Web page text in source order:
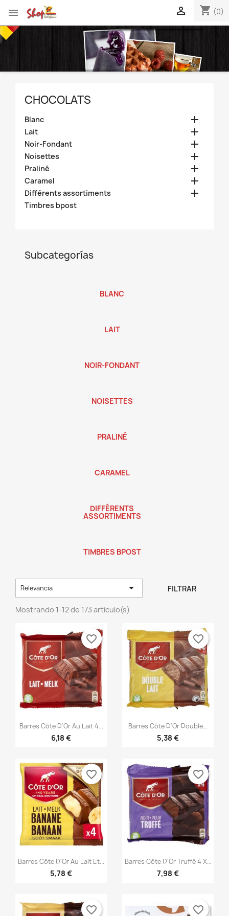
 shopping_cart (0)

CHOCOLATS
Blanc 
Lait 
Noir-Fondant 
Noisettes 
Praliné 
Caramel 
Différents assortiments 
Timbres bpost
Subcategorías
BLANC
LAIT
NOIR-FONDANT
NOISETTES
PRALINÉ
CARAMEL
DIFFÉRENTS
ASSORTIMENTS
TIMBRES BPOST
Relevancia  FILTRAR
Mostrando 1-12 de 173 artículo(s)
Vista rápida
Barres Côte D'Or Au Lait 4...
6,18 €
favorite_border
Vista rápida
Barres Côte D'Or Double...
5,38 €
favorite_border
Vista rápida
Barres Côte D'Or Au Lait Et...
5,78 €
favorite_border
Vista rápida
Barres Côte D'Or Truffé 4 X...
7,98 €
favorite_border
favorite_border favorite_border